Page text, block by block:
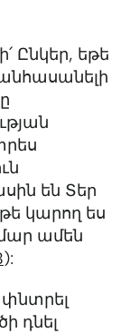
Ընկեր, եթե
են Տեր
կարող ես
ամեն
):
փնտրել
դնել